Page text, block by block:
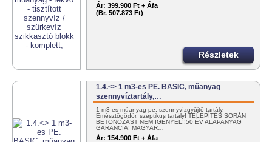
Ár: 399.900 Ft + Áfa
(Br. 507.873 Ft)
Részletek
1.4.<> 1 m3-es PE. BASIC, műanyag
szennyvíztartály,…
1 m3-es műanyag pe. szennyvízgyűjtő tartály.
Emésztőgödör, szeptikus tartály! TELEPÍTÉS SORÁN
BETONOZÁST NEM IGÉNYEL!!50 ÉV ALAPANYAG
GARANCIA! MAGYAR…
Ár: 154.900 Ft + Áfa